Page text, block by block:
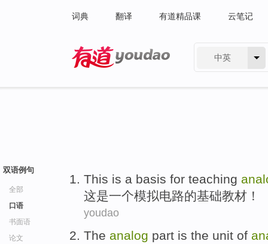
词典 翻译 有道精品课 云笔记
中英
双语例句
全部
口语
书面语
论文
This is a basis for teaching
这是一个模拟电路的基础教材 ！
youdao
The analog part is the unit of